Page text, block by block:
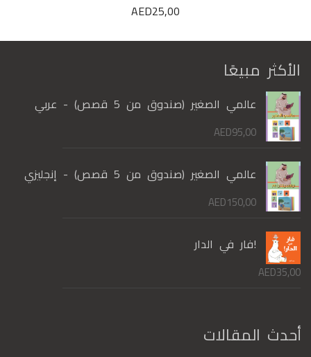
AED25,00
الأكثر مبيعًا
عالمي الصغير (صندوق من 5 قصص) - عربي
AED95,00
عالمي الصغير (صندوق من 5 قصص) - إنجليزي
AED150,00
!فار في الدار
AED35,00
أحدث المقالات